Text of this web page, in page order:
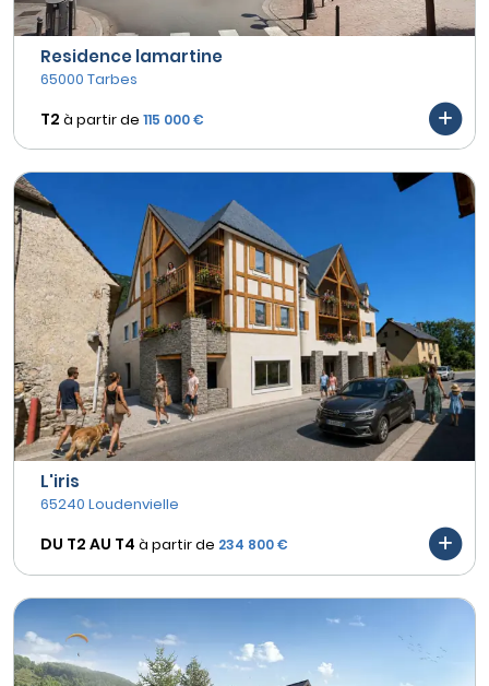
Residence lamartine
65000 Tarbes
T2 à partir de 115 000 €
L'iris
65240 Loudenvielle
DU T2 AU T4 à partir de 234 800 €